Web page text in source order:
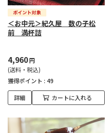
＜お中元＞紀久屋 数の子松
前 満杯詰
4,960円
(送料・税込)
獲得ポイント : 49
詳細 カートに入れる